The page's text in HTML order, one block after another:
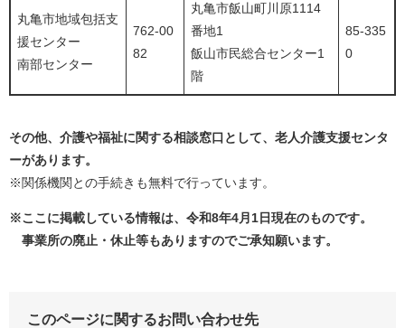
丸亀市地域包括支
援センター
南部センター
762-00
82
丸亀市飯山町川原1114
番地1
飯山市民総合センター1
階
85-335
0
その他、介護や福祉に関する相談窓口として、老人介護支援センタ
ーがあります。
※関係機関との手続きも無料で行っています。
※ここに掲載している情報は、令和8年4月1日現在のものです。
事業所の廃止・休止等もありますのでご承知願います。
このページに関するお問い合わせ先